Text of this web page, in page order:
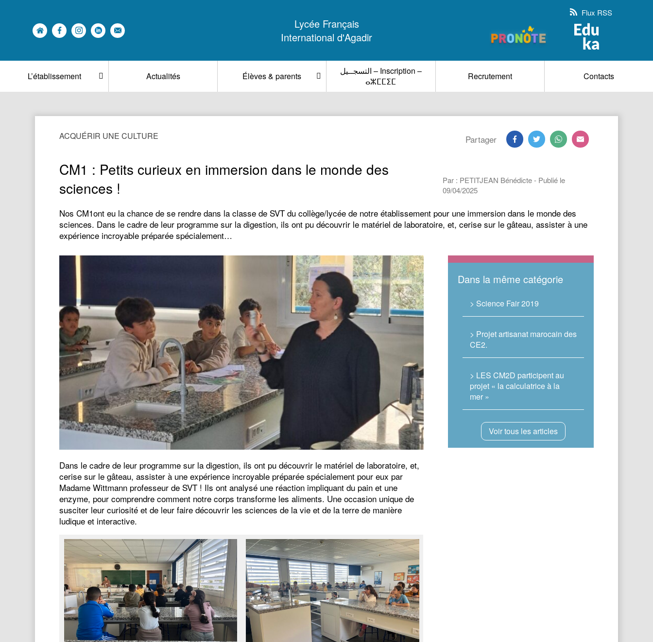
Lycée Français
International d'Agadir
Flux RSS
L’établissement Actualités Élèves & parents
التسجــيل – Inscription –
ⴰⵣⵎⵎⵉⵎ
Recrutement Contacts
ACQUÉRIR UNE CULTURE Partager
CM1 : Petits curieux en immersion dans le monde des
sciences !
Par : PETITJEAN Bénédicte - Publié le
09/04/2025
Nos CM1ont eu la chance de se rendre dans la classe de SVT du collège/lycée de notre établissement pour une immersion dans le monde des
sciences. Dans le cadre de leur programme sur la digestion, ils ont pu découvrir le matériel de laboratoire, et, cerise sur le gâteau, assister à une
expérience incroyable préparée spécialement…
Dans le cadre de leur programme sur la digestion, ils ont pu découvrir le matériel de laboratoire, et,
cerise sur le gâteau, assister à une expérience incroyable préparée spécialement pour eux par
Madame Wittmann professeur de SVT ! Ils ont analysé une réaction impliquant du pain et une
enzyme, pour comprendre comment notre corps transforme les aliments. Une occasion unique de
susciter leur curiosité et de leur faire découvrir les sciences de la vie et de la terre de manière
ludique et interactive.
Dans la même catégorie
> Science Fair 2019
> Projet artisanat marocain des
CE2.
> LES CM2D participent au
projet « la calculatrice à la
mer »
Voir tous les articles